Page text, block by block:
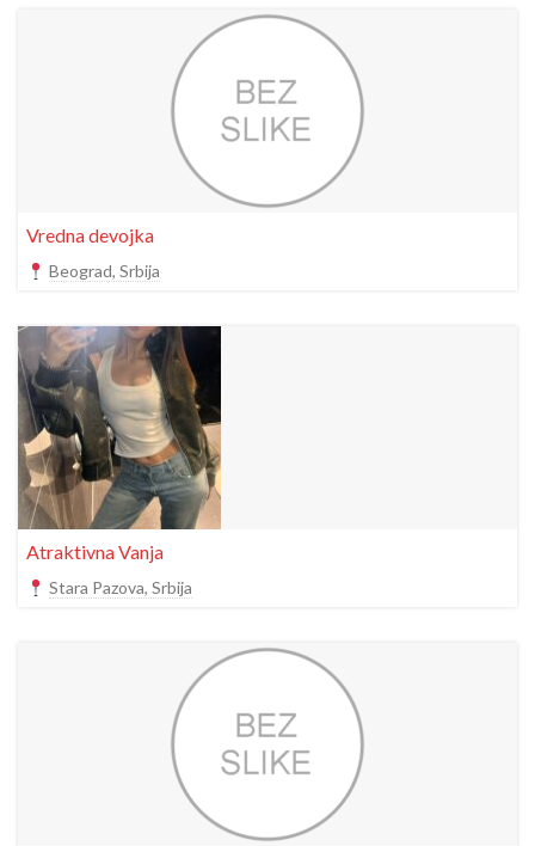
Vredna devojka
Beograd, Srbija
Atraktivna Vanja
Stara Pazova, Srbija